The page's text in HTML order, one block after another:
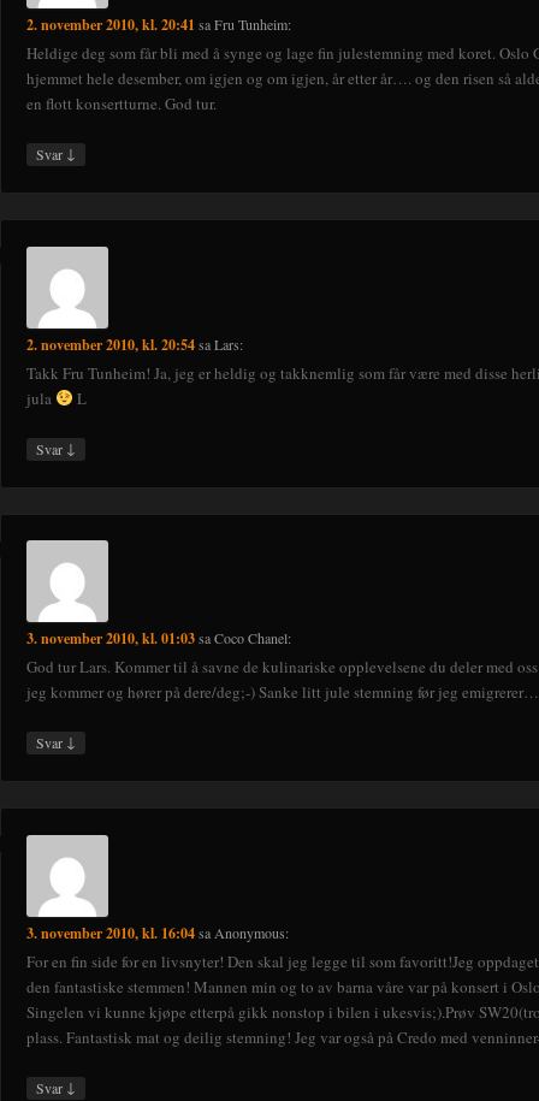
2. november 2010, kl. 20:41 saFru Tunheim:
Heldige deg som får bli med å synge og lage fin julestemning med koret. Oslo
hjemmet hele desember, om igjen og om igjen, år etter år…. og den risen så
en flott konsertturne. God tur.
Svar ↓
2. november 2010, kl. 20:54saLars:
Takk Fru Tunheim! Ja, jeg er heldig og takknemlig som får være med disse
jula
L
Svar ↓
3. november 2010, kl. 01:03saCoco Chanel:
God tur Lars. Kommer til å savne de kulinariske opplevelsene du deler med
jeg kommer og hører på dere/deg;-) Sanke litt jule stemning før jeg
Svar ↓
3. november 2010, kl. 16:04sa Anonymous:
For en fin side for en livsnyter! Den skal jeg legge til som favoritt!Jeg
den fantastiske stemmen! Mannen min og to av barna våre var på konsert i
Singelen vi kunne kjøpe etterpå gikk nonstop i bilen i ukesvis;).Prøv
plass. Fantastisk mat og deilig stemning! Jeg var også på Credo med
Svar ↓